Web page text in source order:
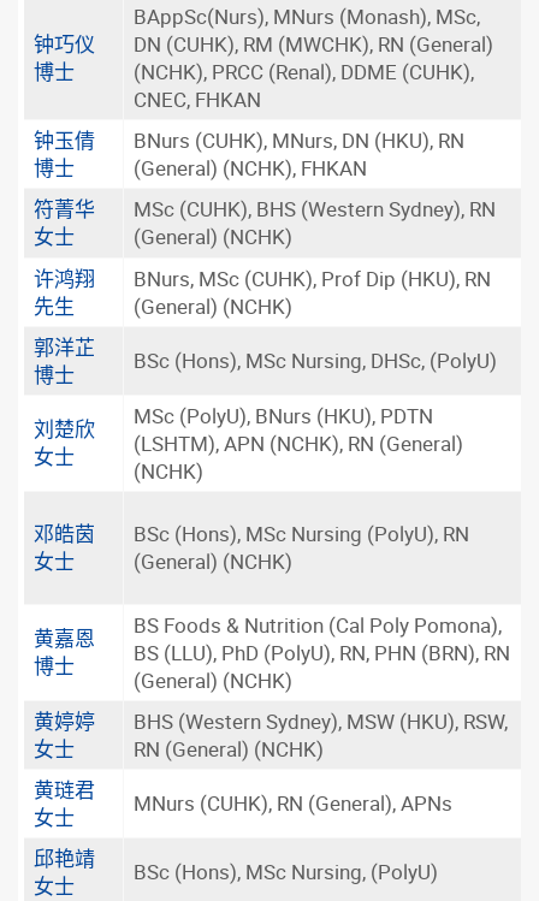
钟巧仪
博士
BAppSc(Nurs), MNurs (Monash), MSc,
DN (CUHK), RM (MWCHK), RN (General)
(NCHK), PRCC (Renal), DDME (CUHK),
CNEC, FHKAN
钟玉倩
博士
BNurs (CUHK), MNurs, DN (HKU), RN
(General) (NCHK), FHKAN
符菁华
女士
MSc (CUHK), BHS (Western Sydney), RN
(General) (NCHK)
许鸿翔
先生
BNurs, MSc (CUHK), Prof Dip (HKU), RN
(General) (NCHK)
郭洋芷
博士
BSc (Hons), MSc Nursing, DHSc, (PolyU)
刘楚欣
女士
MSc (PolyU), BNurs (HKU), PDTN
(LSHTM), APN (NCHK), RN (General)
(NCHK)
邓皓茵
女士
BSc (Hons), MSc Nursing (PolyU), RN
(General) (NCHK)
黄嘉恩
博士
BS Foods & Nutrition (Cal Poly Pomona),
BS (LLU), PhD (PolyU), RN, PHN (BRN), RN
(General) (NCHK)
黄婷婷
女士
BHS (Western Sydney), MSW (HKU), RSW,
RN (General) (NCHK)
黄琏君
女士
MNurs (CUHK), RN (General), APNs
邱艳靖
女士
BSc (Hons), MSc Nursing, (PolyU)